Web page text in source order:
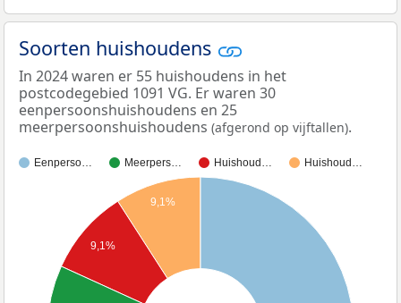
Soorten huishoudens
In 2024 waren er 55 huishoudens in het
postcodegebied 1091 VG. Er waren 30
eenpersoonshuishoudens en 25
meerpersoonshuishoudens (afgerond op vijftallen).
Eenperso… Meerpers… Huishoud… Huishoud…
9,1%
9,1%